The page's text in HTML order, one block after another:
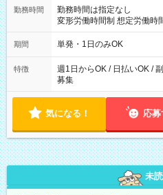
勤務時間
勤務時間は指定なし
変形労働時間制 想定労働時間160時間/月 【
～21：00
期間 単発・1日のみOK
特徴
週1日からOK / 日払いOK /
募集
気になる！ 応募
未読